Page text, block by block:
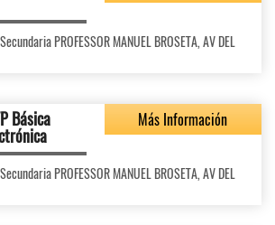
PROFESSOR MANUEL BROSETA, AV DEL
Básica Más Información
PROFESSOR MANUEL BROSETA, AV DEL